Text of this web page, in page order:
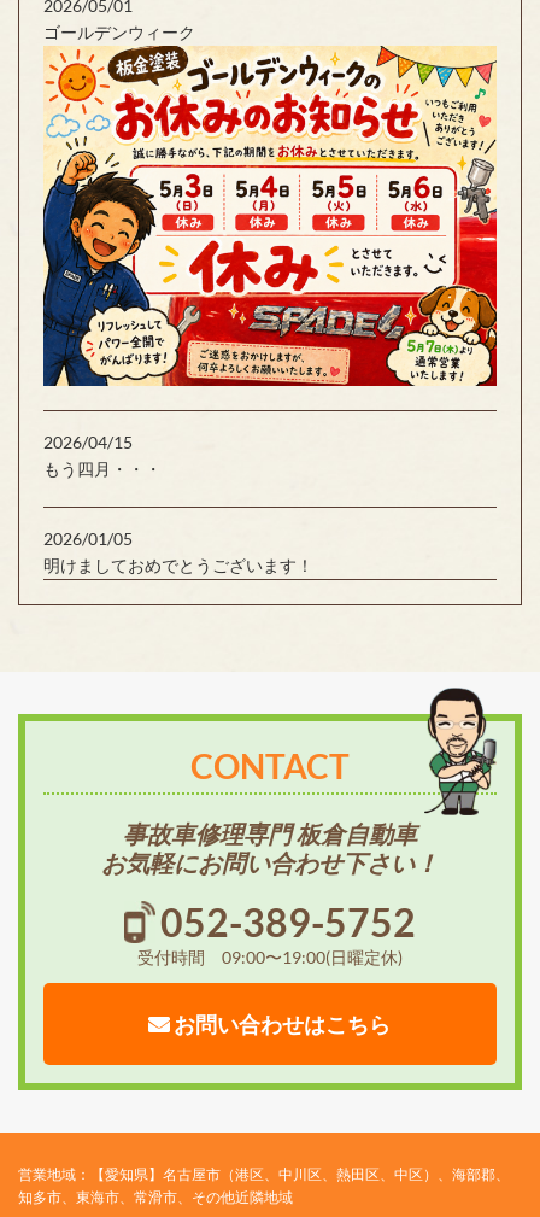
2026/05/01
ゴールデンウィーク
2026/04/15
もう四月・・・
2026/01/05
明けましておめでとうございます！
CONTACT
事故車修理専門 板倉自動車
お気軽にお問い合わせ下さい！
052-389-5752
受付時間 09:00〜19:00(日曜定休)
お問い合わせはこちら
営業地域：【愛知県】名古屋市（港区、中川区、熱田区、中区）、海部郡、
知多市、東海市、常滑市、その他近隣地域